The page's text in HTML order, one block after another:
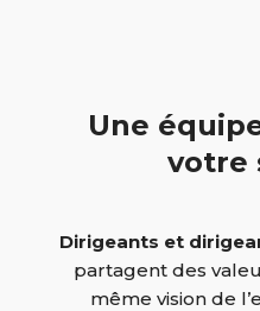
Une
votre
Dirigeants et
partagent des
même vision de